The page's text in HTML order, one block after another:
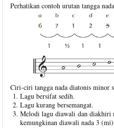
Perhatikan contoh urutan tangga
Ciri-ciri tangga nada diatonis minor
Lagu bersifat sedih.
Lagu kurang bersemangat.
Melodi lagu diawali dan diakhiri
kemungkinan diawali nada 3